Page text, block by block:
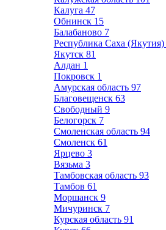
Калуга 47
Обнинск 15
Балабаново 7
Республика Саха (Якутия)
Якутск 81
Алдан 1
Покровск 1
Амурская область 97
Благовещенск 63
Свободный 9
Белогорск 7
Смоленская область 94
Смоленск 61
Ярцево 3
Вязьма 3
Тамбовская область 93
Тамбов 61
Моршанск 9
Мичуринск 7
Курская область 91